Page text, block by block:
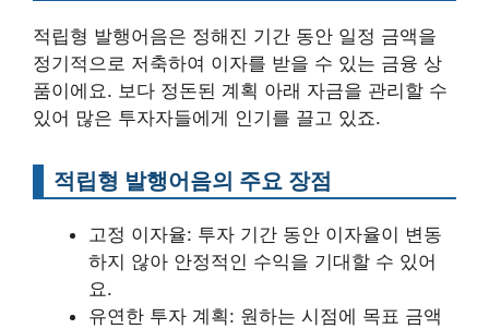
적립형 발행어음은 정해진 기간 동안 일정 금액을
정기적으로 저축하여 이자를 받을 수 있는 금융 상
품이에요. 보다 정돈된 계획 아래 자금을 관리할 수
있어 많은 투자자들에게 인기를 끌고 있죠.
적립형 발행어음의 주요 장점
고정 이자율: 투자 기간 동안 이자율이 변동
하지 않아 안정적인 수익을 기대할 수 있어
요.
유연한 투자 계획: 원하는 시점에 목표 금액